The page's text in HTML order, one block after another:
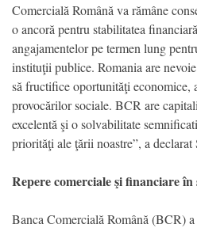
Comercială Română va rămâne
o ancoră pentru stabilitatea
angajamentelor pe termen lung
instituţii publice. Romania are
să fructifice oportunităţi economice,
provocărilor sociale. BCR are
excelentă şi o solvabilitate
priorităţi ale ţării noastre”, a
Repere comerciale şi financiare în
Banca Comercială Română (BCR)